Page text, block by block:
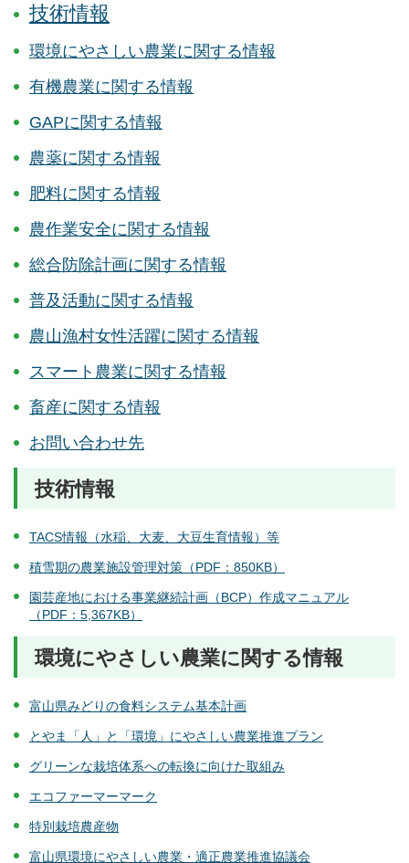
技術情報
環境にやさしい農業に関する情報
有機農業に関する情報
GAPに関する情報
農薬に関する情報
肥料に関する情報
農作業安全に関する情報
総合防除計画に関する情報
普及活動に関する情報
農山漁村女性活躍に関する情報
スマート農業に関する情報
畜産に関する情報
お問い合わせ先
技術情報
TACS情報（水稲、大麦、大豆生育情報）等
積雪期の農業施設管理対策（PDF：850KB）
園芸産地における事業継続計画（BCP）作成マニュアル
（PDF：5,367KB）
環境にやさしい農業に関する情報
富山県みどりの食料システム基本計画
とやま「人」と「環境」にやさしい農業推進プラン
グリーンな栽培体系への転換に向けた取組み
エコファーマーマーク
特別栽培農産物
富山県環境にやさしい農業・適正農業推進協議会